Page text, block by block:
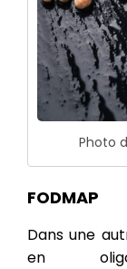
Photo
FODMAP
Dans une
en